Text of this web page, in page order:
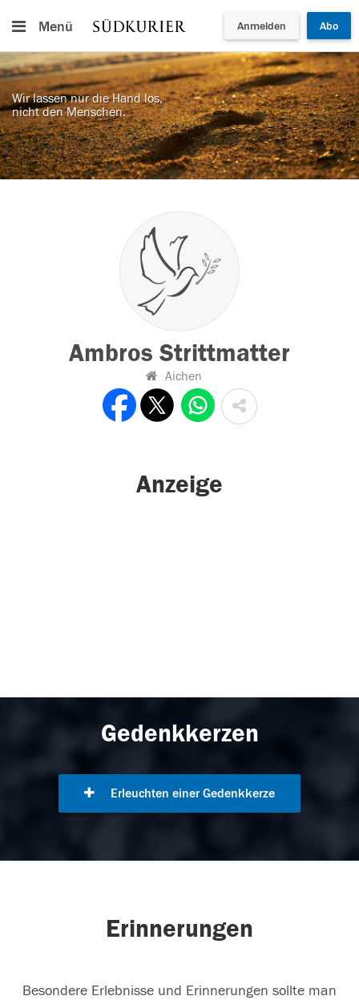
Menü Anmelden Abo
Wir lassen nur die Hand los,
nicht den Menschen.
Ambros Strittmatter
Aichen
Anzeige
Gedenkkerzen
Erleuchten einer Gedenkkerze
Erinnerungen
Besondere Erlebnisse und Erinnerungen sollte man